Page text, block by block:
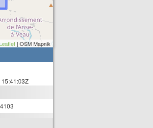
| OSM Mapnik